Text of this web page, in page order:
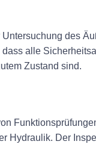
des
alle
Zustand sind.
Hydraulik. Der